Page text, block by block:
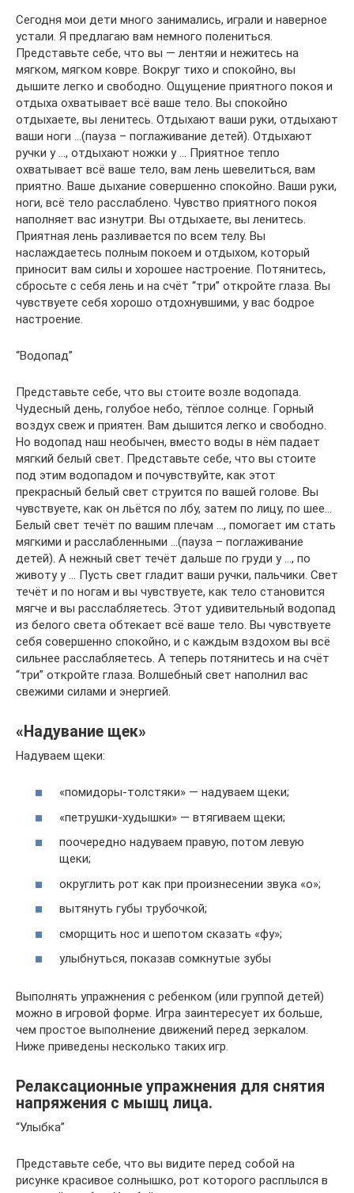
Сегодня мои дети много занимались, играли и наверное
устали. Я предлагаю вам немного полениться.
Представьте себе, что вы — лентяи и нежитесь на
мягком, мягком ковре. Вокруг тихо и спокойно, вы
дышите легко и свободно. Ощущение приятного покоя и
отдыха охватывает всё ваше тело. Вы спокойно
отдыхаете, вы ленитесь. Отдыхают ваши руки, отдыхают
ваши ноги …(пауза – поглаживание детей). Отдыхают
ручки у …, отдыхают ножки у … Приятное тепло
охватывает всё ваше тело, вам лень шевелиться, вам
приятно. Ваше дыхание совершенно спокойно. Ваши руки,
ноги, всё тело расслаблено. Чувство приятного покоя
наполняет вас изнутри. Вы отдыхаете, вы ленитесь.
Приятная лень разливается по всем телу. Вы
наслаждаетесь полным покоем и отдыхом, который
приносит вам силы и хорошее настроение. Потянитесь,
сбросьте с себя лень и на счёт “три” откройте глаза. Вы
чувствуете себя хорошо отдохнувшими, у вас бодрое
настроение.
“Водопад”
Представьте себе, что вы стоите возле водопада.
Чудесный день, голубое небо, тёплое солнце. Горный
воздух свеж и приятен. Вам дышится легко и свободно.
Но водопад наш необычен, вместо воды в нём падает
мягкий белый свет. Представьте себе, что вы стоите
под этим водопадом и почувствуйте, как этот
прекрасный белый свет струится по вашей голове. Вы
чувствуете, как он льётся по лбу, затем по лицу, по шее…
Белый свет течёт по вашим плечам …, помогает им стать
мягкими и расслабленными …(пауза – поглаживание
детей). А нежный свет течёт дальше по груди у …, по
животу у … Пусть свет гладит ваши ручки, пальчики. Свет
течёт и по ногам и вы чувствуете, как тело становится
мягче и вы расслабляетесь. Этот удивительный водопад
из белого света обтекает всё ваше тело. Вы чувствуете
себя совершенно спокойно, и с каждым вздохом вы всё
сильнее расслабляетесь. А теперь потянитесь и на счёт
“три” откройте глаза. Волшебный свет наполнил вас
свежими силами и энергией.
«Надувание щек»
Надуваем щеки:
«помидоры-толстяки» — надуваем щеки;
«петрушки-худышки» — втягиваем щеки;
поочередно надуваем правую, потом левую
щеки;
округлить рот как при произнесении звука «о»;
вытянуть губы трубочкой;
сморщить нос и шепотом сказать «фу»;
улыбнуться, показав сомкнутые зубы
Выполнять упражнения с ребенком (или группой детей)
можно в игровой форме. Игра заинтересует их больше,
чем простое выполнение движений перед зеркалом.
Ниже приведены несколько таких игр.
Релаксационные упражнения для снятия
напряжения с мышц лица.
“Улыбка”
Представьте себе, что вы видите перед собой на
рисунке красивое солнышко, рот которого расплылся в